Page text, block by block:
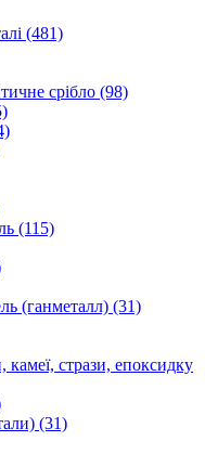
(481)
срібло (98)
(115)
(ганметалл) (31)
стрази, епоксидку
(31)